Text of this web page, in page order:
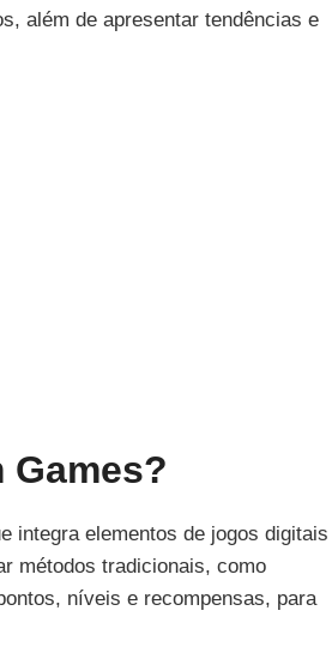
além de apresentar tendências e
Games?
integra elementos de jogos digitais
métodos tradicionais, como
níveis e recompensas, para